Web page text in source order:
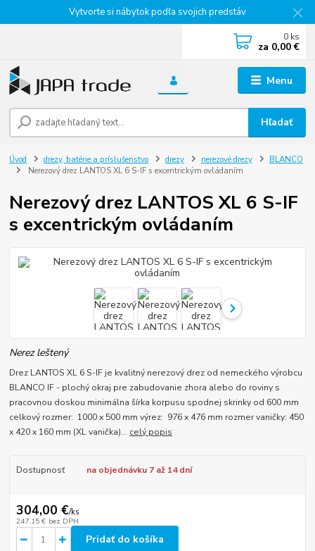
Vytvorte si nábytok podľa svojich predstáv
Menu
Hľadať
0 ks
za 0,00 €
Úvod drezy, batérie a príslušenstvo drezy nerezové drezy
BLANCO
Nerezový drez LANTOS XL 6 S-IF s excentrickým ovládaním
Nerezový drez LANTOS XL 6 S-IF
s excentrickým ovládaním
Nerez leštený
Drez LANTOS XL 6 S-IF je kvalitný nerezový drez od nemeckého výrobcu
BLANCO IF - plochý okraj pre zabudovanie zhora alebo do roviny s
pracovnou doskou minimálna šírka korpusu spodnej skrinky od 600 mm
celkový rozmer: 1000 x 500 mm výrez: 976 x 476 mm rozmer vaničky: 450
x 420 x 160 mm (XL vanička)... celý popis
Dostupnosť na objednávku 7 až 14 dní
304,00 €/ks
247,15 € bez DPH
Pridať do košíka